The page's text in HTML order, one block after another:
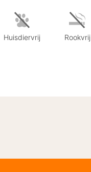
Huisdiervrij Rookvrij